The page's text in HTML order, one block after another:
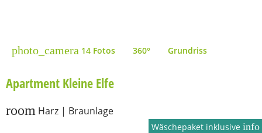
photo_camera 14 Fotos 360° Grundriss
Apartment Kleine Elfe
room Harz | Braunlage
Wäschepaket inklusiveinfo